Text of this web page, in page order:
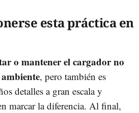
esta práctica en
o mantener el cargador no
, pero también es
detalles a gran escala y
marcar la diferencia. Al final,